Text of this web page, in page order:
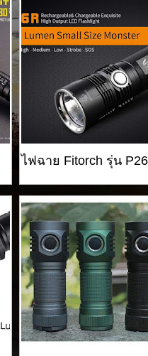
ไฟฉาย Fitorch รุ่น